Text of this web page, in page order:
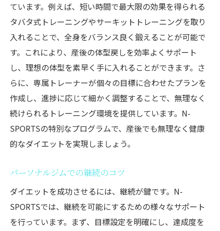
ています。例えば、短い時間で最大限の効果を得られる
タバタ式トレーニングやサーキットトレーニングを取り
入れることで、全身をバランス良く鍛えることが可能で
す。これにより、産後の体型戻しを効率よくサポート
し、理想の体型を素早く手に入れることができます。さ
らに、専属トレーナーが個々の目標に合わせたプランを
作成し、進捗に応じて細かく調整することで、無理なく
続けられるトレーニング環境を提供しています。N-
SPORTSの特別なプログラムで、産後でも無理なく健康
的なダイエットを実現しましょう。
パーソナルジムでの継続のコツ
ダイエットを成功させるには、継続が鍵です。N-
SPORTSでは、継続を可能にするための様々なサポート
を行っています。まず、目標設定を明確にし、達成度を